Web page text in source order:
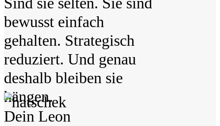
bewusst einfach
gehalten. Strategisch
reduziert. Und genau
deshalb bleiben sie
hängen.
Dein Leon